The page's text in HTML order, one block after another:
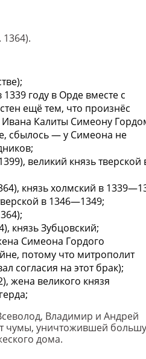
1364).
году в Орде вместе с
ещё тем, что произнёс
Ивана Калиты Симеону
сбылось — у Симеона не
великий князь тверской
князь холмский в
в 1346—1349;
князь Зубцовский;
Симеона Гордого
потому что митрополит
согласия на этот брак);
жена великого князя
Владимир и Андрей
чумы, уничтожившей
дома.